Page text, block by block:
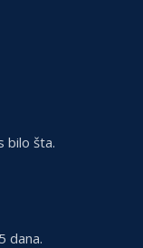
bilo šta.
dana.